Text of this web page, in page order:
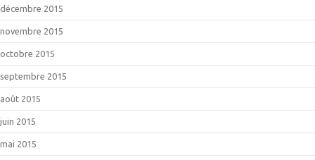
décembre 2015
novembre 2015
octobre 2015
septembre 2015
août 2015
juin 2015
mai 2015